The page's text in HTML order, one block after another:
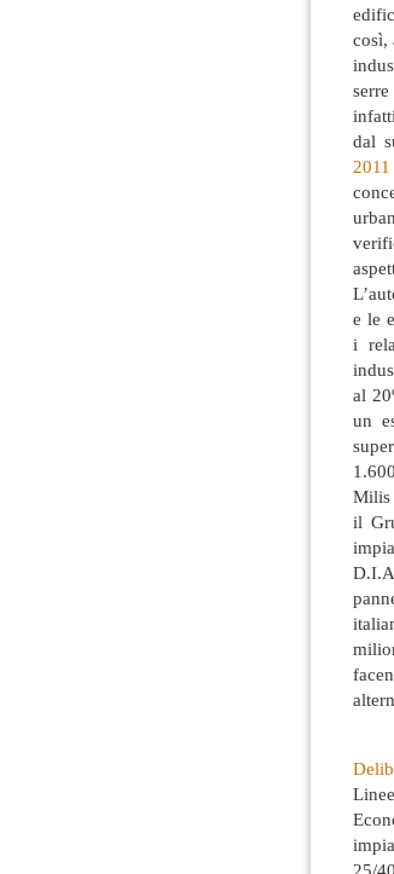
così,
dal
2011
e le
i
al
un
Milis
il